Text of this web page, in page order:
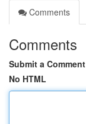
Comments
Comments
Submit a Comment
No HTML